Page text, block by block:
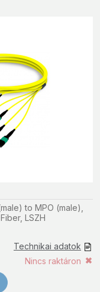
to MPO (male),
LSZH
Technikai adatok
Nincs raktáron